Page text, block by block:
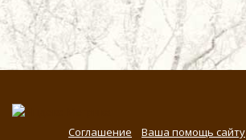
Соглашение Ваша помощь сайту